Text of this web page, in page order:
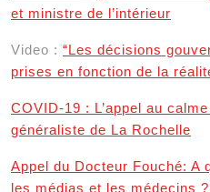
et ministre de l’intérieur
Video : “Les décisions
prises en fonction de la
COVID-19 : L’appel au
généraliste de La Rochelle
Appel du Docteur Fouché: A
les médias et les médecins ?